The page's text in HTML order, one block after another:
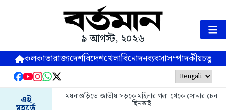
৯ আগস্ট, ২০২৬
কলকাতারাজ্যদেশবিদেশখেলাবিনোদনব্যবসাসম্পাদকীয়
এই ময়নাগুড়িতে জাতীয় সড়কে মহিলার গলা থেকে সোনার চেন
ছিনতাই